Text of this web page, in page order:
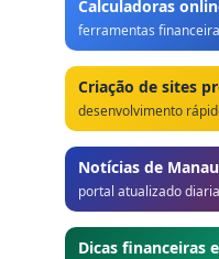
Calculadoras
ferramentas
Criação de sites
desenvolvimento
Notícias de
portal atualizado
Dicas financeiras